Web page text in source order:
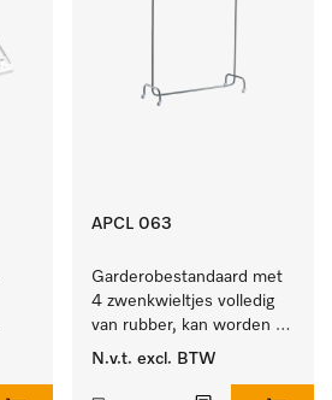
APCL 063
Garderobestandaard met
4 zwenkwieltjes volledig
van rubber, kan worden
vastgezet.
N.v.t. excl. BTW